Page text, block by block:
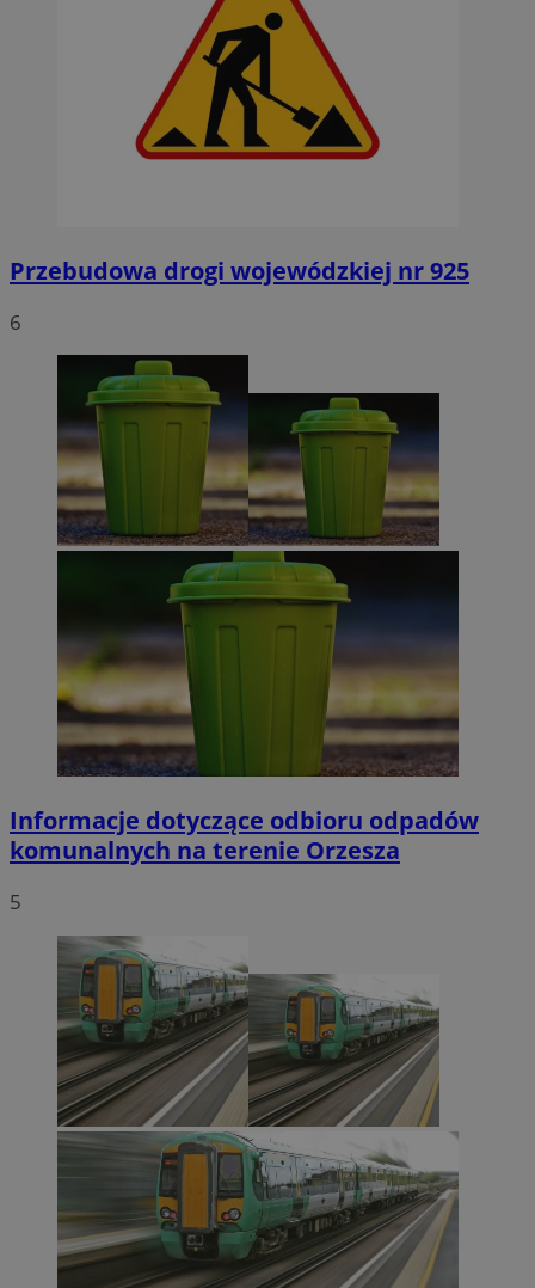
Przebudowa drogi wojewódzkiej nr 925
6
Informacje dotyczące odbioru odpadów
komunalnych na terenie Orzesza
5